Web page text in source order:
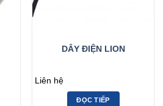
DÂY ĐIỆN LION
Liên hệ
ĐỌC TIẾP